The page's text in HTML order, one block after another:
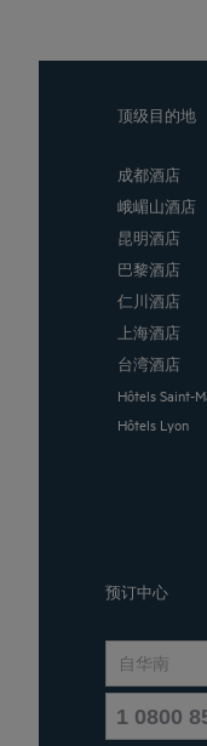
顶级目的地
成都酒店
峨嵋山酒店
昆明酒店
巴黎酒店
仁川酒店
上海酒店
台湾酒店
Hôtels Saint-
Hôtels Lyon
预订中心
自华南
1 0800